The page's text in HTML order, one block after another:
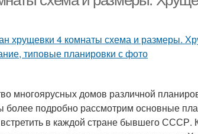
многоярусных домов различной
подробно рассмотрим основные
в каждой стране бывшего СССР.